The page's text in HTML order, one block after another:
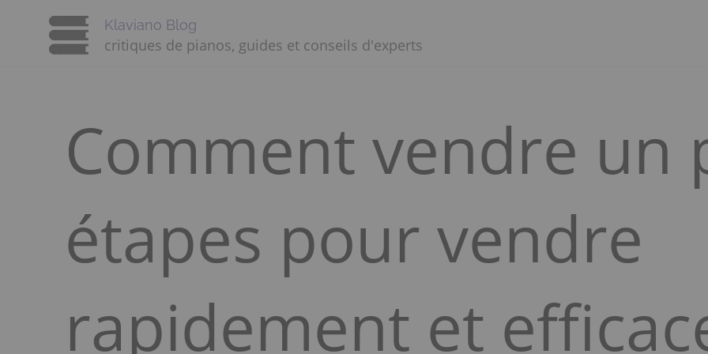
Klaviano Blog
critiques de pianos, guides et conseils d'experts
Comment vendre un
étapes pour vendre
rapidement et